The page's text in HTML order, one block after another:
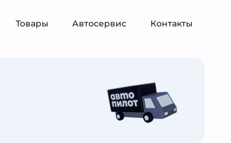
Товары Автосервис Контакты